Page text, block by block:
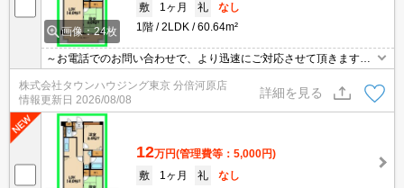
画像：24枚
敷
1ヶ月 礼
なし
1階
2LDK 60.64m²
～お電話でのお問い合わせで、より迅速にご対応させて頂きます～
株式会社タウンハウジング東京 分倍河原店
情報更新日 2026/08/08
詳細を見る
12万円(管理費等：5,000円)
敷
1ヶ月 礼
なし